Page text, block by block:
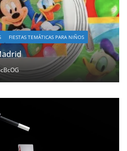
FIESTAS TEMÁTICAS PARA NIÑOS